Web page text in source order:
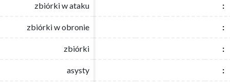
zbiórki w ataku :
zbiórki w obronie :
zbiórki :
asysty :
zbiórki w ataku :
zbiórki w obronie :
zbiórki :
asysty :